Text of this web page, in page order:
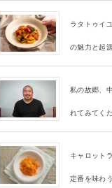
ラタトゥイ
の魅力と起
私の故郷、
れてみてく
キャロット
定番を味わう